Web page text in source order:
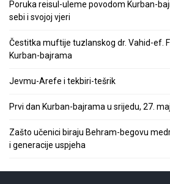
Poruka reisul-uleme povodom Kurban-
sebi i svojoj vjeri
Čestitka muftije tuzlanskog dr. Vahid-ef.
Kurban-bajrama
Jevmu-Arefe i tekbiri-tešrik
Prvi dan Kurban-bajrama u srijedu, 27.
Zašto učenici biraju Behram-begovu
i generacije uspjeha